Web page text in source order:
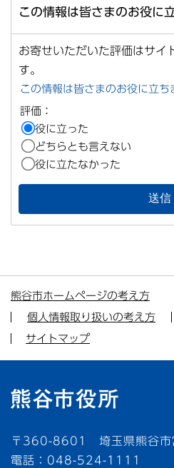
この情報は皆さまのお役に
お寄せいただいた評価はサイ
す。
この情報は皆さまのお役に立ち
評価：
役に立った
どちらとも言えない
役に立たなかった
熊谷市ホームページの考え方
個人情報取り扱いの考え方
サイトマップ
〒360-8601 埼玉県熊谷市
電話：048-524-1111